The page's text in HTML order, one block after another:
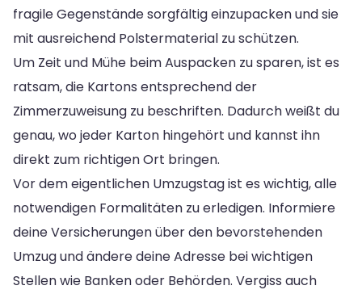
fragile Gegenstände sorgfältig einzupacken und sie
mit ausreichend Polstermaterial zu schützen.
Um Zeit und Mühe beim Auspacken zu sparen, ist es
ratsam, die Kartons entsprechend der
Zimmerzuweisung zu beschriften. Dadurch weißt du
genau, wo jeder Karton hingehört und kannst ihn
direkt zum richtigen Ort bringen.
Vor dem eigentlichen Umzugstag ist es wichtig, alle
notwendigen Formalitäten zu erledigen. Informiere
deine Versicherungen über den bevorstehenden
Umzug und ändere deine Adresse bei wichtigen
Stellen wie Banken oder Behörden. Vergiss auch